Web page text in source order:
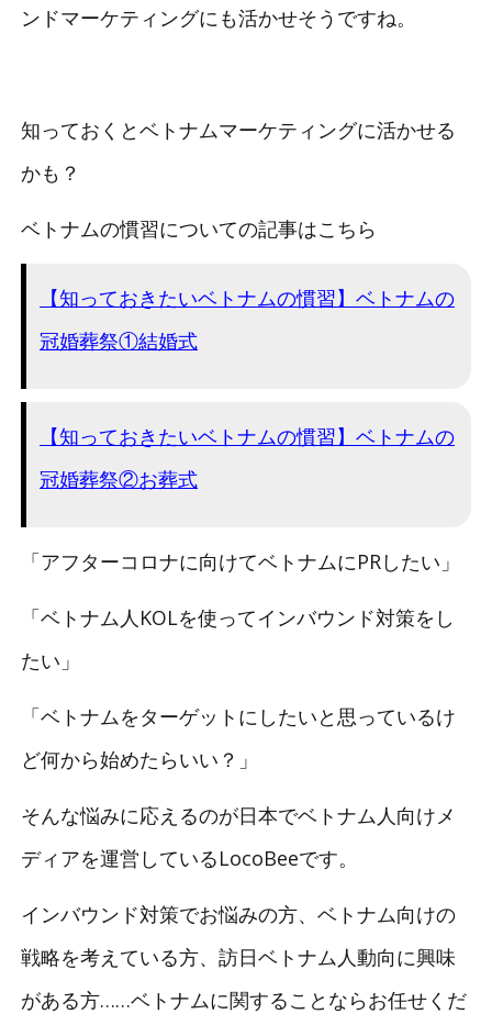
ンドマーケティングにも活かせそうですね。
知っておくとベトナムマーケティングに活かせる
かも？
ベトナムの慣習についての記事はこちら
【知っておきたいベトナムの慣習】ベトナムの
冠婚葬祭①結婚式
【知っておきたいベトナムの慣習】ベトナムの
冠婚葬祭②お葬式
「アフターコロナに向けてベトナムにPRしたい」
「ベトナム人KOLを使ってインバウンド対策をし
たい」
「ベトナムをターゲットにしたいと思っているけ
ど何から始めたらいい？」
そんな悩みに応えるのが日本でベトナム人向けメ
ディアを運営しているLocoBeeです。
インバウンド対策でお悩みの方、ベトナム向けの
戦略を考えている方、訪日ベトナム人動向に興味
がある方……ベトナムに関することならお任せくだ